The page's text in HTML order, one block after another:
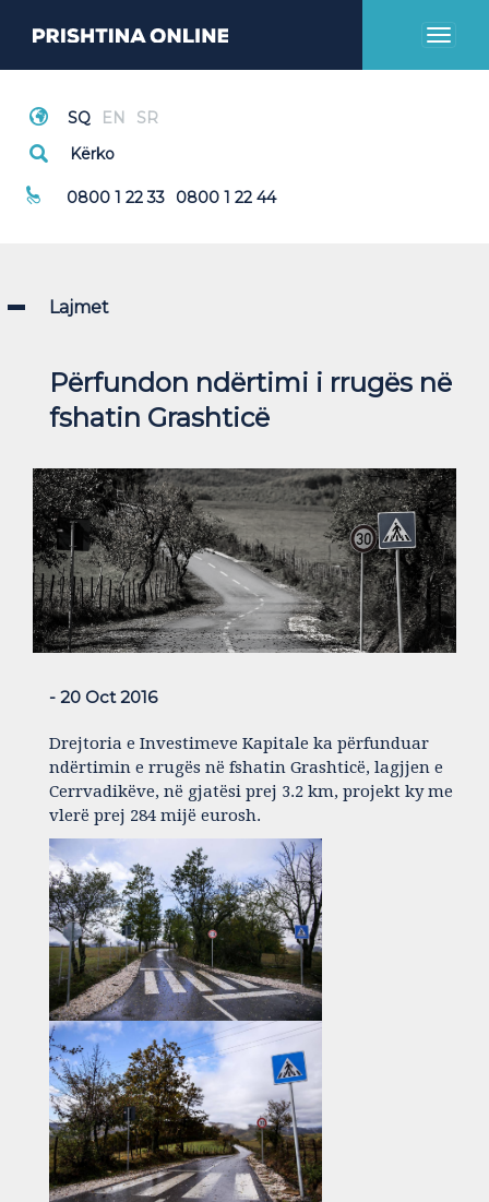
Toggle
Thirrje Emergjente
0800 1 22 33 0800 1 22 44
Lajmet
Përfundon ndërtimi i rrugës në
fshatin Grashticë
- 20 Oct 2016
Drejtoria e Investimeve Kapitale ka përfunduar
ndërtimin e rrugës në fshatin Grashticë, lagjjen e
Cerrvadikëve, në gjatësi prej 3.2 km, projekt ky me
vlerë prej 284 mijë eurosh.